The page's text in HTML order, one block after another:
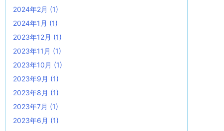
2024年2月 (1)
2024年1月 (1)
2023年12月 (1)
2023年11月 (1)
2023年10月 (1)
2023年9月 (1)
2023年8月 (1)
2023年7月 (1)
2023年6月 (1)